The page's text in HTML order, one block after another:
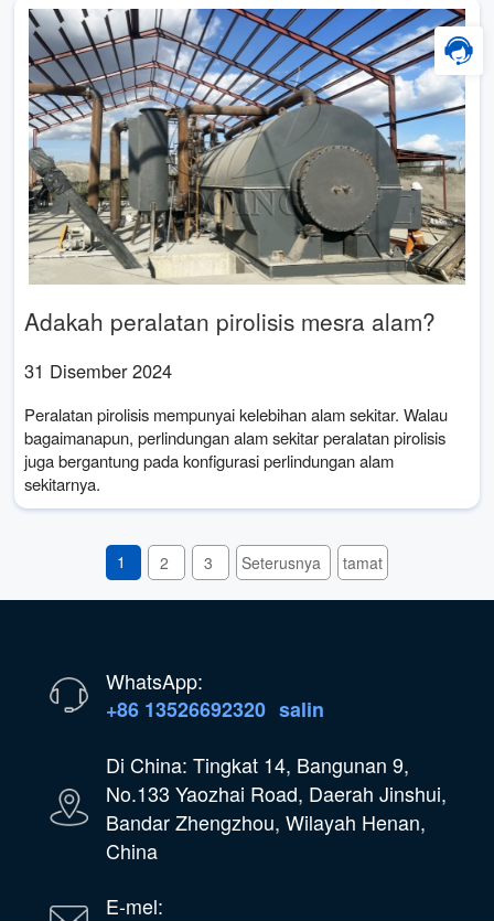
Adakah peralatan pirolisis mesra alam?
31 Disember 2024
Peralatan pirolisis mempunyai kelebihan alam sekitar. Walau
bagaimanapun, perlindungan alam sekitar peralatan pirolisis
juga bergantung pada konfigurasi perlindungan alam
sekitarnya.
1 2 3 Seterusnya tamat
WhatsApp:
+86 13526692320 salin
Di China: Tingkat 14, Bangunan 9,
No.133 Yaozhai Road, Daerah Jinshui,
Bandar Zhengzhou, Wilayah Henan,
China
E-mel: